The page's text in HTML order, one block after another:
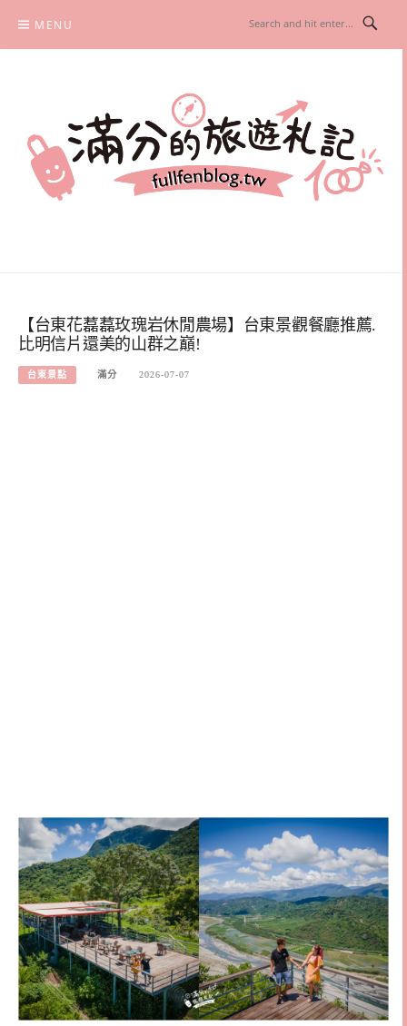
content
MENU
【台東花藞藞玫瑰岩休閒農場】台東景觀餐廳推薦.
比明信片還美的山群之巔!
台東景點 滿分 2026-07-07